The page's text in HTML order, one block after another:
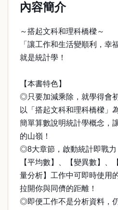
內容簡介
～搭起文科和理科橋樑～
「讓工作和生活變順利，幸
就是統計學！
【本書特色】
◎只要加減乘除，就學得會
以「搭起文科和理科橋樑」
簡單算數說明統計學概念，
的山嶺！
◎8大章節，啟動統計即戰力
【平均數】、【變異數】、
量分析】工作中可即時使用
拉開你與同儕的距離！
◎即便工作不是分析資料，